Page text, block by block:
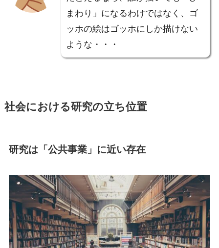
まわり」になるわけではなく、ゴ
ッホの絵はゴッホにしか描けない
ような・・・
社会における研究の立ち位置
研究は「公共事業」に近い存在